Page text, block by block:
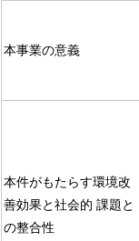
本事業の意義
本件がもたらす環境改
善効果と社会的 課題と
の整合性